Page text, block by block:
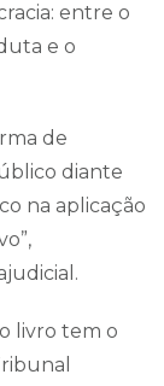
entre o
e o
de
diante
na aplicação
livro tem o